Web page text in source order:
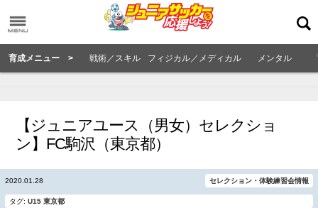
育成メニュー > 戦術／スキル フィジカル／メディカル メンタル
【ジュニアユース（男女）セレクショ
ン】FC駒沢（東京都）
2020.01.28 セレクション・体験練習会情報
タグ: U15 東京都